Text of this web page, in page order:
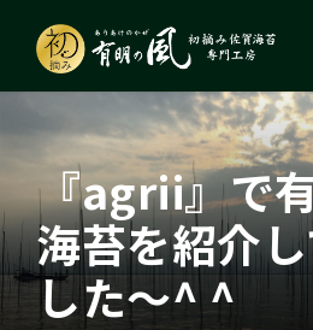
『agrii』で
海苔を紹介
した〜^ ^